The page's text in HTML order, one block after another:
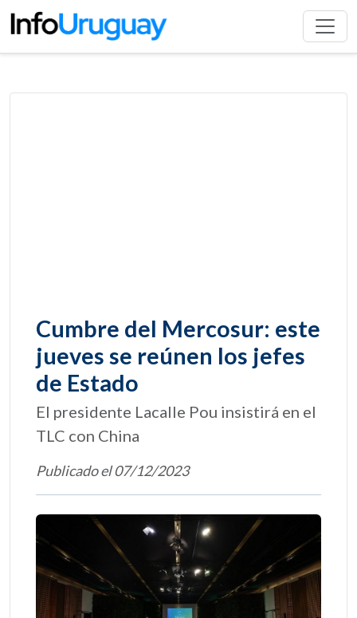
Cumbre del Mercosur: este
jueves se reúnen los jefes
de Estado
El presidente Lacalle Pou insistirá en el
TLC con China
Publicado el 07/12/2023